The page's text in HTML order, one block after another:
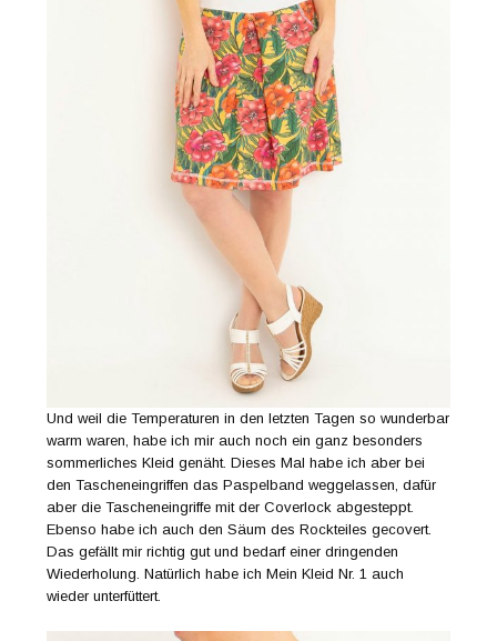
Und weil die Temperaturen in den letzten Tagen so wunderbar
warm waren, habe ich mir auch noch ein ganz besonders
sommerliches Kleid genäht. Dieses Mal habe ich aber bei
den Tascheneingriffen das Paspelband weggelassen, dafür
aber die Tascheneingriffe mit der Coverlock abgesteppt.
Ebenso habe ich auch den Säum des Rockteiles gecovert.
Das gefällt mir richtig gut und bedarf einer dringenden
Wiederholung. Natürlich habe ich Mein Kleid Nr. 1 auch
wieder unterfüttert.